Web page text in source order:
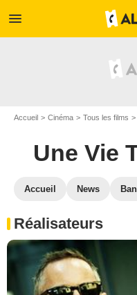
menu
Accueil Cinéma Tous les films
Une Vie
Accueil News
Réalisateurs